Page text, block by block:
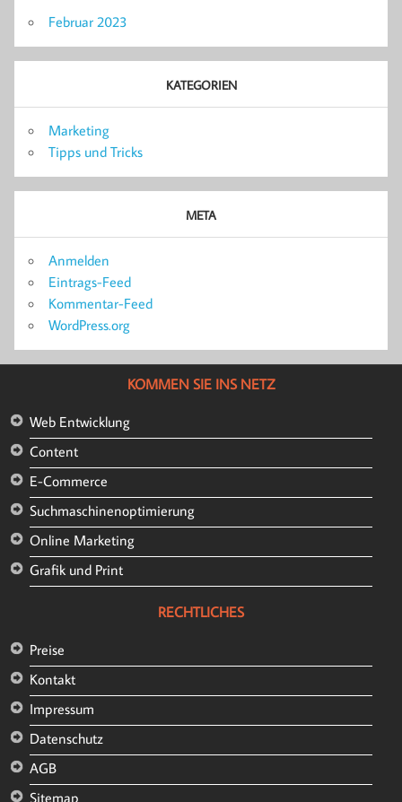
Februar 2023
KATEGORIEN
Marketing
Tipps und Tricks
META
Anmelden
Eintrags-Feed
Kommentar-Feed
WordPress.org
KOMMEN SIE INS NETZ
Web Entwicklung
Content
E-Commerce
Suchmaschinenoptimierung
Online Marketing
Grafik und Print
RECHTLICHES
Preise
Kontakt
Impressum
Datenschutz
AGB
Sitemap